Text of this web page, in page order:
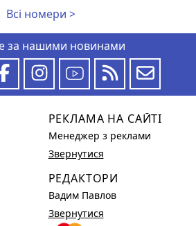
Всі номери >
за нашими новинами
РЕКЛАМА НА САЙТІ
Менеджер з реклами
Звернутися
РЕДАКТОРИ
Вадим Павлов
Звернутися